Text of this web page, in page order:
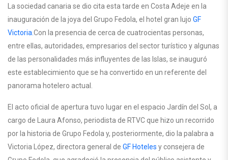
La sociedad canaria se dio cita esta tarde en Costa Adeje en la
inauguración de la joya del Grupo Fedola, el hotel gran lujo GF
Victoria.Con la presencia de cerca de cuatrocientas personas,
entre ellas, autoridades, empresarios del sector turístico y algunas
de las personalidades más influyentes de las Islas, se inauguró
este establecimiento que se ha convertido en un referente del
panorama hotelero actual.
El acto oficial de apertura tuvo lugar en el espacio Jardín del Sol, a
cargo de Laura Afonso, periodista de RTVC que hizo un recorrido
por la historia de Grupo Fedola y, posteriormente, dio la palabra a
Victoria López, directora general de GF Hoteles y consejera de